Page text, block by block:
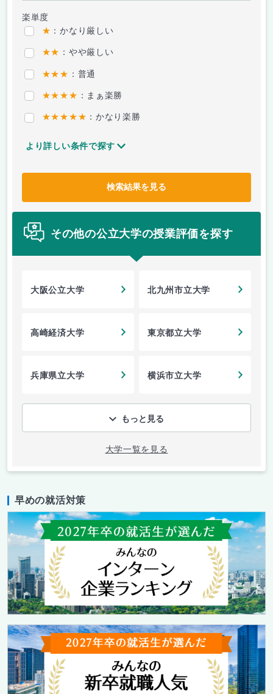
楽単度
★ ：かなり厳しい
★★ ：やや厳しい
★★★ ：普通
★★★★ ：まぁ楽勝
★★★★★ ：かなり楽勝
より詳しい条件で探す
検索結果を見る
その他の公立大学の授業評価を探す
大阪公立大学 北九州市立大学
高崎経済大学 東京都立大学
兵庫県立大学 横浜市立大学
もっと見る
大学一覧を見る
早めの就活対策